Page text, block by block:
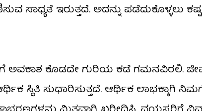
ಸಾಧ್ಯತೆ ಇರುತ್ತದೆ. ಅದನ್ನು ಪಡೆದುಕೊಳ್ಳಲು
ಅವಕಾಶ ಕೊಡದೇ ಗುರಿಯ ಕಡೆ ಗಮನವಿರಲಿ.
ಸ್ಥಿತಿ ಸುಧಾರಿಸುತ್ತದೆ. ಆರ್ಥಿಕ ಲಾಭಕ್ಕಾಗಿ